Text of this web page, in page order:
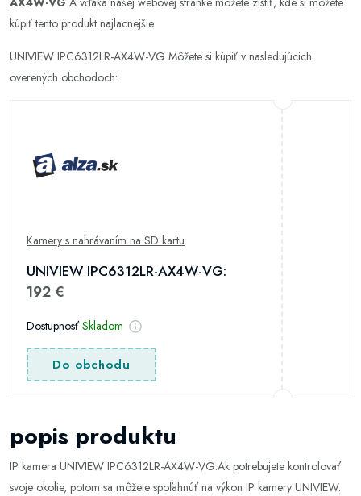
kúpiť tento produkt najlacnejšie.
UNIVIEW IPC6312LR-AX4W-VG Môžete si kúpiť v nasledujúcich
overených obchodoch:
Kamery s nahrávaním na SD kartu
UNIVIEW IPC6312LR-AX4W-VG:
192 €
Dostupnosť Skladom
Do obchodu
popis produktu
IP kamera UNIVIEW IPC6312LR-AX4W-VG:Ak potrebujete kontrolovať
svoje okolie, potom sa môžete spoľahnúť na výkon IP kamery UNIVIEW.